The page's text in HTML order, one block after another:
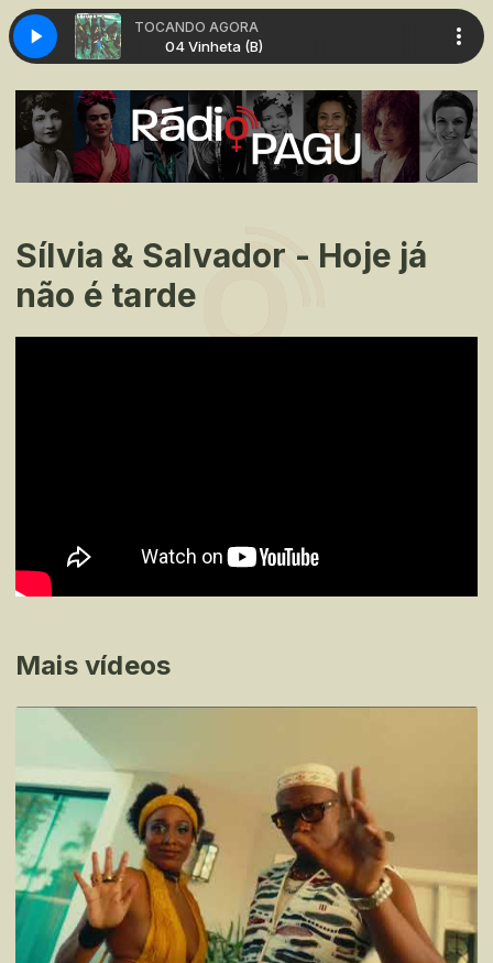
TOCANDO AGORA
(B) 04 Vinheta (B)
Sílvia & Salvador - Hoje já
não é tarde
Mais vídeos